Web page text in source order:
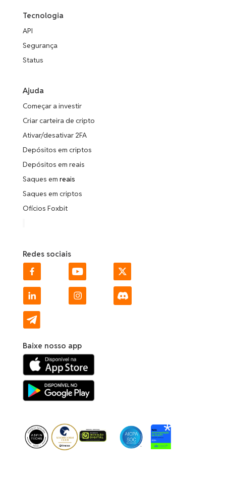
Tecnologia
API
Segurança
Status
Ajuda
Começar a investir
Criar carteira de cripto
Ativar/desativar 2FA
Depósitos em criptos
Depósitos em reais
Saques em reais
Saques em criptos
Ofícios Foxbit
Redes sociais
Baixe nosso app